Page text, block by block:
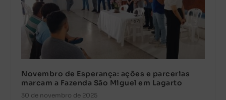
Novembro de Esperança: ações e parcerias
marcam a Fazenda São Miguel em Lagarto
30 de novembro de 2025